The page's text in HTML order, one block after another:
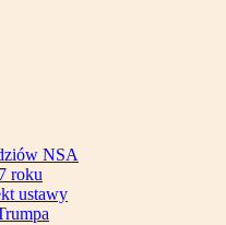
NSA
roku
ustawy